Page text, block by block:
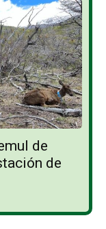
de
de